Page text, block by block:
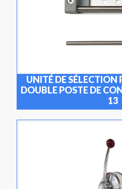
UNITÉ DE SÉLECTION
DOUBLE POSTE DE
13